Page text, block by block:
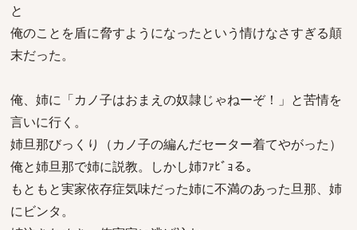
と
俺のことを盾に脅すようになったという情けなさすぎる顛
末だった。
俺、姉に「カノ子はおまえの奴隷じゃねーぞ！」と苦情を
言いに行く。
姉旦那びっくり（カノ子の編んだセーター着てやがった）
俺と姉旦那で姉に説教。しかし姉ﾌｧﾋﾞｮる。
もともと実家依存症気味だった姉に不満のあった旦那、姉
にビンタ。